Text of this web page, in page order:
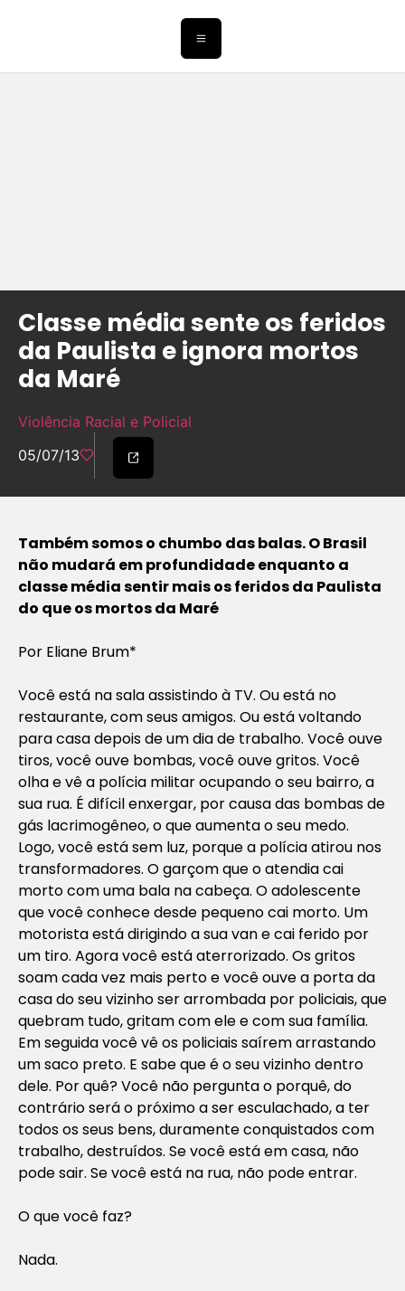
Classe média sente os feridos
da Paulista e ignora mortos
da Maré
Violência Racial e Policial
05/07/13
Também somos o chumbo das balas. O Brasil
não mudará em profundidade enquanto a
classe média sentir mais os feridos da Paulista
do que os mortos da Maré
Por Eliane Brum*
Você está na sala assistindo à TV. Ou está no
restaurante, com seus amigos. Ou está voltando
para casa depois de um dia de trabalho. Você ouve
tiros, você ouve bombas, você ouve gritos. Você
olha e vê a polícia militar ocupando o seu bairro, a
sua rua. É difícil enxergar, por causa das bombas de
gás lacrimogêneo, o que aumenta o seu medo.
Logo, você está sem luz, porque a polícia atirou nos
transformadores. O garçom que o atendia cai
morto com uma bala na cabeça. O adolescente
que você conhece desde pequeno cai morto. Um
motorista está dirigindo a sua van e cai ferido por
um tiro. Agora você está aterrorizado. Os gritos
soam cada vez mais perto e você ouve a porta da
casa do seu vizinho ser arrombada por policiais, que
quebram tudo, gritam com ele e com sua família.
Em seguida você vê os policiais saírem arrastando
um saco preto. E sabe que é o seu vizinho dentro
dele. Por quê? Você não pergunta o porquê, do
contrário será o próximo a ser esculachado, a ter
todos os seus bens, duramente conquistados com
trabalho, destruídos. Se você está em casa, não
pode sair. Se você está na rua, não pode entrar.
O que você faz?
Nada.